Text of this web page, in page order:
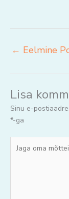
← Eelmine
Lisa
Sinu e-
*-ga
oma